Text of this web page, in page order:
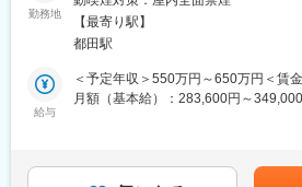
賞与は業績によって決まり、2022年
間7.0か月分(夏3.5カ月、冬3.5カ月）で
・残業20時間程度でフレックス制度も
ざいます。
整えた生産拠点として静岡工場が稼動
■業務詳細
【詳細業務】品質保証部において、品
（QMS）の構築および維持管理業務
し管理します。具体的には、
審査対応等を行い、法令遵守体制を確
価・認証・承認に向けた業務を推進
勤務地
【最寄り駅】
都田駅
給与
＜予定年収＞550万円～650万円＜賃
月額（基本給）：283,600円～
賃金はあくまでも目安の金額であり、